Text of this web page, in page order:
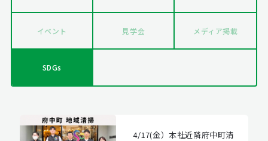
イベント 見学会 メディア掲載
SDGs
4/17(金）本社近隣府中町清